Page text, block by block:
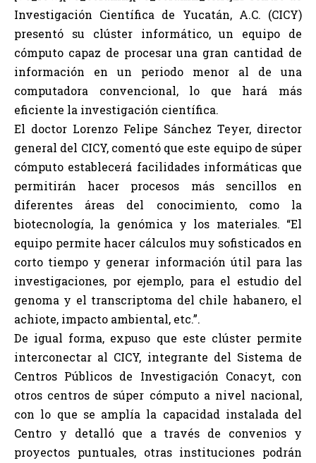
Investigación Científica de Yucatán, A.C. (CICY)
presentó su clúster informático, un equipo de
cómputo capaz de procesar una gran cantidad de
información en un periodo menor al de una
computadora convencional, lo que hará más
eficiente la investigación científica.
El doctor Lorenzo Felipe Sánchez Teyer, director
general del CICY, comentó que este equipo de súper
cómputo establecerá facilidades informáticas que
permitirán hacer procesos más sencillos en
diferentes áreas del conocimiento, como la
biotecnología, la genómica y los materiales. “El
equipo permite hacer cálculos muy sofisticados en
corto tiempo y generar información útil para las
investigaciones, por ejemplo, para el estudio del
genoma y el transcriptoma del chile habanero, el
achiote, impacto ambiental, etc.”.
De igual forma, expuso que este clúster permite
interconectar al CICY, integrante del Sistema de
Centros Públicos de Investigación Conacyt, con
otros centros de súper cómputo a nivel nacional,
con lo que se amplía la capacidad instalada del
Centro y detalló que a través de convenios y
proyectos puntuales, otras instituciones podrán